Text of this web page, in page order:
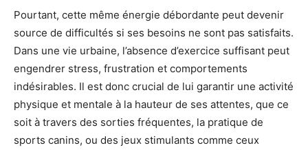
Pourtant, cette même énergie débordante peut devenir
source de difficultés si ses besoins ne sont pas satisfaits.
Dans une vie urbaine, l’absence d’exercice suffisant peut
engendrer stress, frustration et comportements
indésirables. Il est donc crucial de lui garantir une activité
physique et mentale à la hauteur de ses attentes, que ce
soit à travers des sorties fréquentes, la pratique de
sports canins, ou des jeux stimulants comme ceux